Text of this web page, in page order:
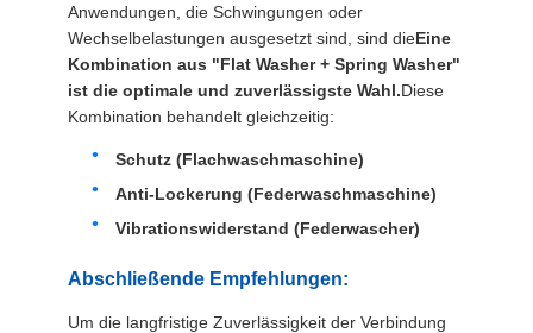
Anwendungen, die Schwingungen oder
Wechselbelastungen ausgesetzt sind, sind dieEine
Kombination aus "Flat Washer + Spring Washer"
ist die optimale und zuverlässigste Wahl.Diese
Kombination behandelt gleichzeitig:
Schutz (Flachwaschmaschine)
Anti-Lockerung (Federwaschmaschine)
Vibrationswiderstand (Federwascher)
Abschließende Empfehlungen:
Um die langfristige Zuverlässigkeit der Verbindung